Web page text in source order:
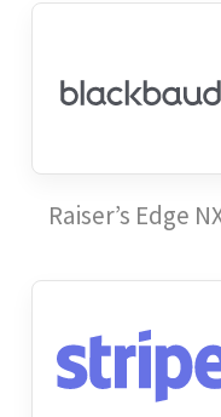
Raiser’s Edge